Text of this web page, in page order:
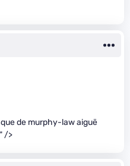
de murphy-law aiguë
" />